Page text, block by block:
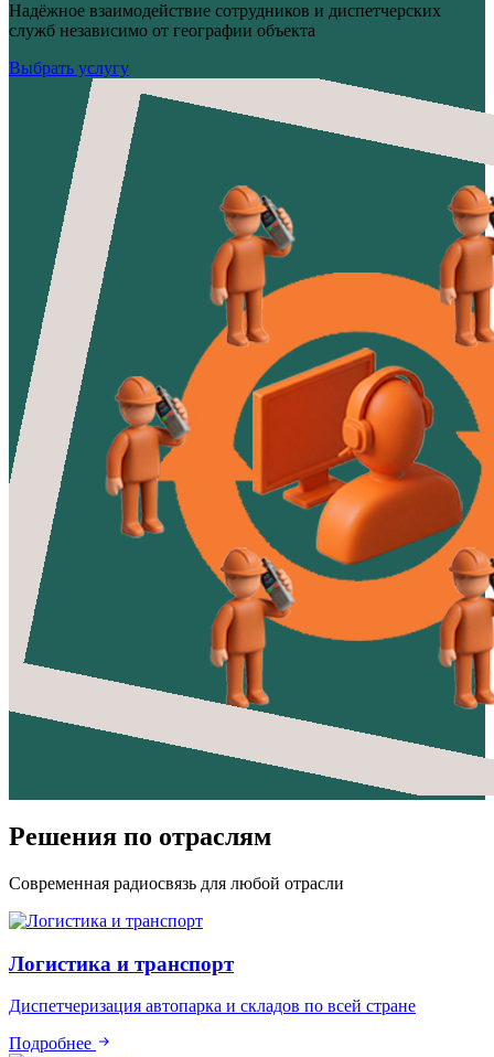
Надёжное взаимодействие сотрудников и диспетчерских
служб независимо от географии объекта
Выбрать услугу
Решения по отраслям
Современная радиосвязь для любой отрасли
Логистика и транспорт
Диспетчеризация автопарка и складов по всей стране
Подробнее